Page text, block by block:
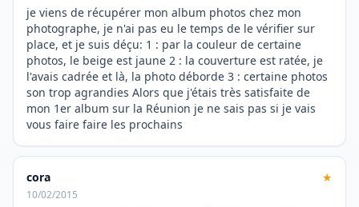
je viens de récupérer mon album photos chez mon
photographe, je n'ai pas eu le temps de le vérifier sur
place, et je suis déçu: 1 : par la couleur de certaine
photos, le beige est jaune 2 : la couverture est ratée, je
l'avais cadrée et là, la photo déborde 3 : certaine photos
son trop agrandies Alors que j'étais très satisfaite de
mon 1er album sur la Réunion je ne sais pas si je vais
vous faire faire les prochains
cora ★
10/02/2015